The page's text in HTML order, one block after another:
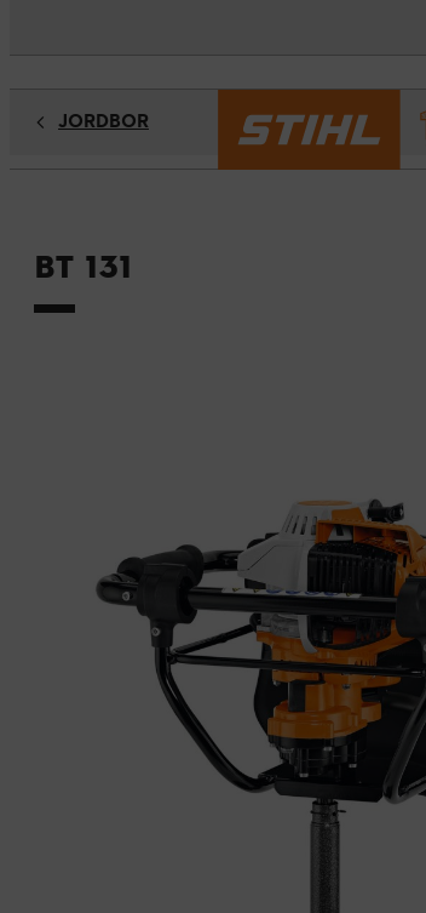
JORDBOR
BT 131